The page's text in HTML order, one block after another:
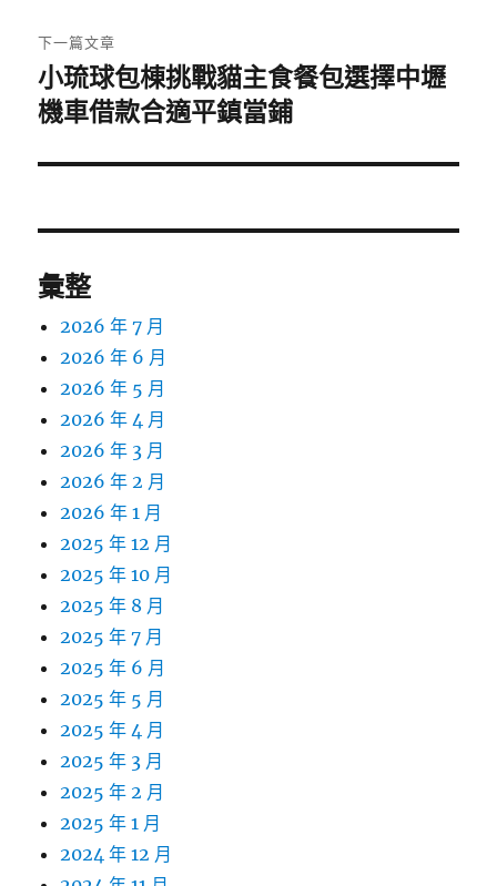
章:
下一篇文章
下
一
文
小琉球包棟挑戰貓主食餐包選擇中壢
機車借款合適平鎮當鋪
彙整
2026 年 7 月
2026 年 6 月
2026 年 5 月
2026 年 4 月
2026 年 3 月
2026 年 2 月
2026 年 1 月
2025 年 12 月
2025 年 10 月
2025 年 8 月
2025 年 7 月
2025 年 6 月
2025 年 5 月
2025 年 4 月
2025 年 3 月
2025 年 2 月
2025 年 1 月
2024 年 12 月